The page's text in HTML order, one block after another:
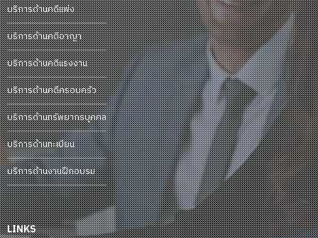
บริการด้านคดีแพ่ง
บริการด้านคดีอาญา
บริการด้านคดีแรงงาน
บริการด้านคดีครอบครัว
บริการด้านทรัพยากรบุคคล
บริการด้านทะเบียน
บริการด้านงานฝึกอบรม
LINKS